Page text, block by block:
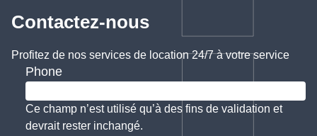
Contactez-nous
Profitez de nos services de location 24/7 à votre service
Phone
Ce champ n’est utilisé qu’à des fins de validation et
devrait rester inchangé.